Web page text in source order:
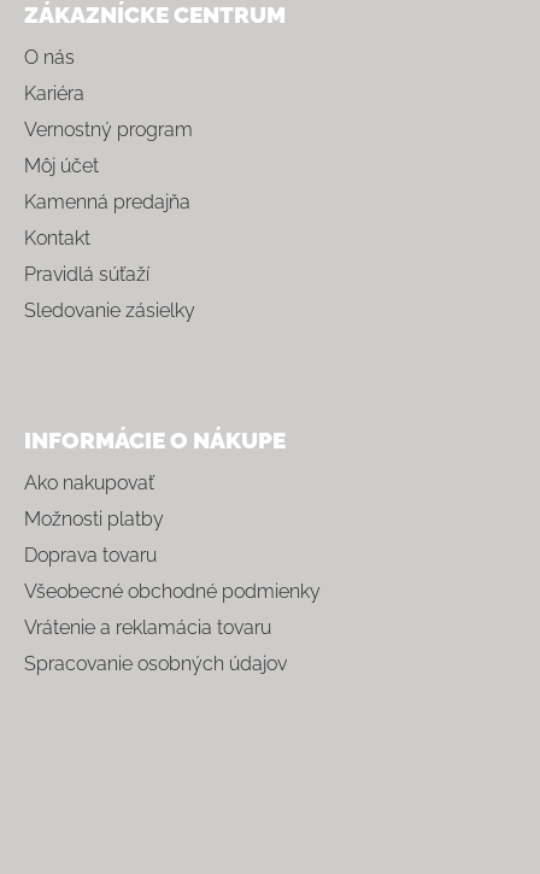
ZÁKAZNÍCKE CENTRUM
O nás
Kariéra
Vernostný program
Môj účet
Kamenná predajňa
Kontakt
Pravidlá súťaží
Sledovanie zásielky
INFORMÁCIE O NÁKUPE
Ako nakupovať
Možnosti platby
Doprava tovaru
Všeobecné obchodné podmienky
Vrátenie a reklamácia tovaru
Spracovanie osobných údajov